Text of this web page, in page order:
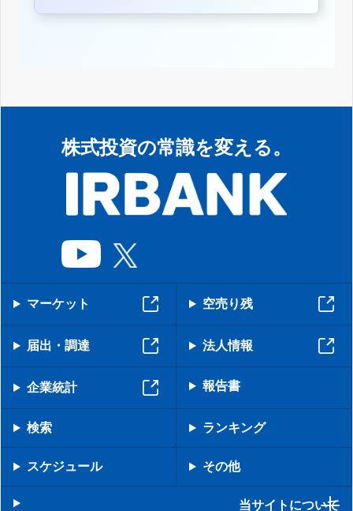
株式投資の常識を変える。
マーケット 空売り残
届出・調達 法人情報
企業統計 報告書
検索 ランキング
スケジュール その他
当サイトについて